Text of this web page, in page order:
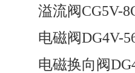
溢流阀CG5V-
电磁阀DG4V-
电磁换向阀